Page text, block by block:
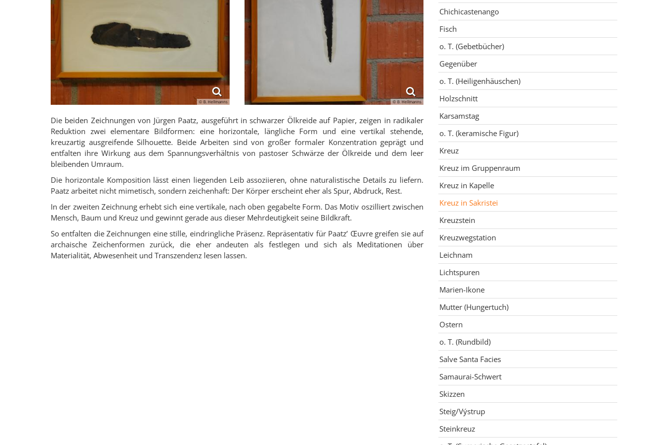
© B. Hellmanns © B. Hellmanns
Die beiden Zeichnungen von Jürgen Paatz, ausgeführt in schwarzer Ölkreide auf Papier, zeigen in radikaler
Reduktion zwei elementare Bildformen: eine horizontale, längliche Form und eine vertikal stehende,
kreuzartig ausgreifende Silhouette. Beide Arbeiten sind von großer formaler Konzentration geprägt und
entfalten ihre Wirkung aus dem Spannungsverhältnis von pastoser Schwärze der Ölkreide und dem leer
bleibenden Umraum.
Die horizontale Komposition lässt einen liegenden Leib assoziieren, ohne naturalistische Details zu liefern.
Paatz arbeitet nicht mimetisch, sondern zeichenhaft: Der Körper erscheint eher als Spur, Abdruck, Rest.
In der zweiten Zeichnung erhebt sich eine vertikale, nach oben gegabelte Form. Das Motiv oszilliert zwischen
Mensch, Baum und Kreuz und gewinnt gerade aus dieser Mehrdeutigkeit seine Bildkraft.
So entfalten die Zeichnungen eine stille, eindringliche Präsenz. Repräsentativ für Paatz’ Œuvre greifen sie auf
archaische Zeichenformen zurück, die eher andeuten als festlegen und sich als Meditationen über
Materialität, Abwesenheit und Transzendenz lesen lassen.
Chichicastenango
Fisch
o. T. (Gebetbücher)
Gegenüber
o. T. (Heiligenhäuschen)
Holzschnitt
Karsamstag
o. T. (keramische Figur)
Kreuz
Kreuz im Gruppenraum
Kreuz in Kapelle
Kreuz in Sakristei
Kreuzstein
Kreuzwegstation
Leichnam
Lichtspuren
Marien-Ikone
Mutter (Hungertuch)
Ostern
o. T. (Rundbild)
Salve Santa Facies
Samaurai-Schwert
Skizzen
Steig/Výstrup
Steinkreuz